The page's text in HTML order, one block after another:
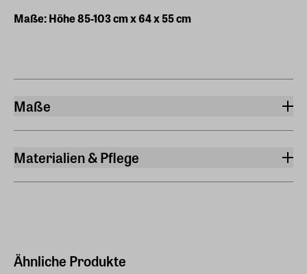
Maße: Höhe 85-103 cm x 64 x 55 cm
Maße
Länge
64 cm
Gewicht
Materialien & Pflege
Ähnliche Produkte